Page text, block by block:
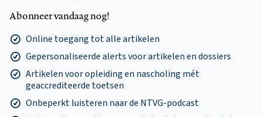
Abonneer vandaag nog!
Online toegang tot alle artikelen
Gepersonaliseerde alerts voor artikelen en dossiers
Artikelen voor opleiding en nascholing mét
geaccrediteerde toetsen
Onbeperkt luisteren naar de NTVG-podcast